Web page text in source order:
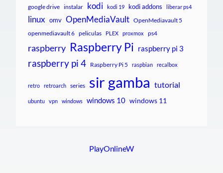
google drive instalar kodi kodi 19 kodi addons liberar ps4
linux omv OpenMediaVault OpenMediavault 5
openmediavault 6 peliculas PLEX proxmox ps4
raspberry Raspberry Pi raspberry pi 3
raspberry pi 4 Raspberry Pi 5 raspbian recalbox
retro retroarch series sir gamba tutorial
ubuntu vpn windows windows 10 windows 11
PlayOnlineW